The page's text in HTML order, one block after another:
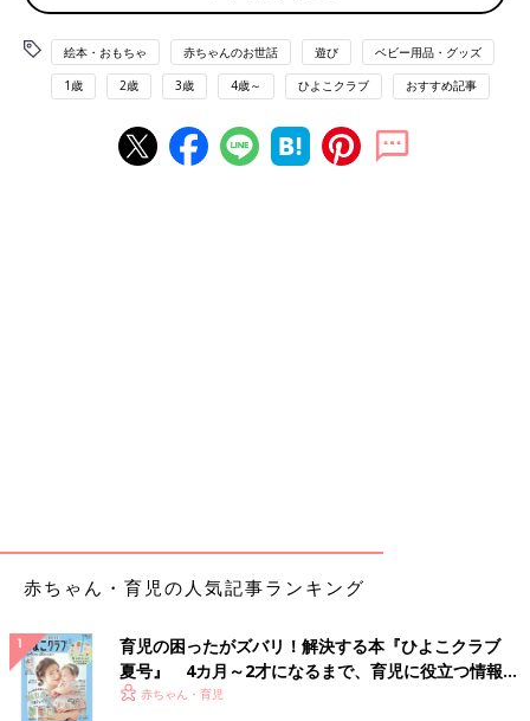
って、つい手伝ってしまいがちですが、正しい使い方ができなく
ても子どもは何かしら発見しようとしています。子どもの考える
力を養うためにも、ある程度は自由に遊ばせましょう。
「ほら、ここをたたくと、トントンって音が鳴るよ」、「ここに
はめると音が出るね」といった具合に、親子で会話をしながら遊
2歳代でもまだなぐり描きのような状態ですが、手の動きがだん
だんとコントロールできるようになって、円を描こうとすること
もあります。粘土もただ握るのではなく、形を作ろうとします。
絵本・おもちゃ 赤ちゃんのお世話 遊び ベビー用品・グッズ
1歳 2歳 3歳 4歳～ ひよこクラブ おすすめ記事
赤ちゃん・育児の人気記事ランキング
育児の困ったがズバリ！解決する本『ひよこクラブ
夏号』 4カ月～2才になるまで、育児に役立つ情報が
いっぱい！
赤ちゃん・育児